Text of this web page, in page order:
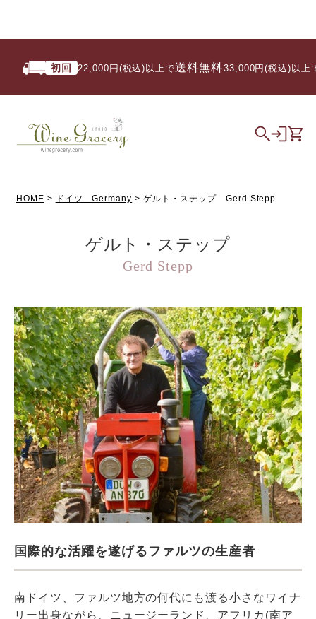
初回 22,000円(税込)以上で 送料無料/ 33,000円(税込)以上で
HOME ドイツ Germany ゲルト・ステップ Gerd Stepp
ゲルト・ステップ
Gerd Stepp
国際的な活躍を遂げるファルツの生産者
南ドイツ、ファルツ地方の何代にも渡る小さなワイナ
リー出身ながら、ニュージーランド、アフリカ(南ア